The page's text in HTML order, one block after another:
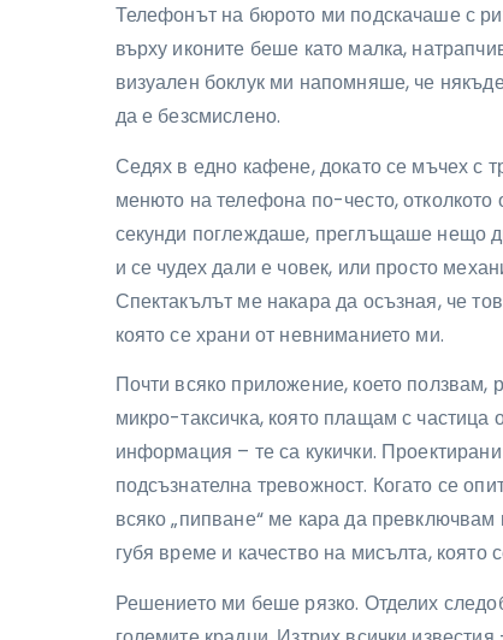
Телефонът на бюрото ми подскачаше с
върху иконите беше като малка,
визуален боклук ми напомняше, че
да е безсмислено.
Седях в едно кафене, докато се мъчех с
менюто на телефона по-често,
секунди поглеждаше, преглъщаше нещо
и се чудех дали е човек, или просто
Спектакълът ме накара да осъзная, че
която се храни от невниманието ми.
Почти всяко приложение, което ползвам,
микро-таксичка, която плащам с частица
информация – те са кукички.
подсъзнателна тревожност. Когато се
всяко „пипване“ ме кара да
губя време и качество на мисълта, която
Решението ми беше рязко. Отделих